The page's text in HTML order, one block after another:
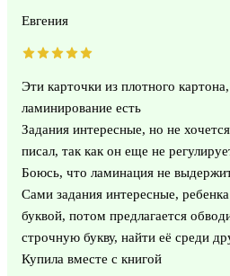
Евгения
Эти карточки из плотного
ламинирование есть
Задания интересные, но не
писал, так как он еще не
Боюсь, что ламинация не
Сами задания интересные, ребенка
буквой, потом предлагается
строчную букву, найти её среди
Купила вместе с книгой